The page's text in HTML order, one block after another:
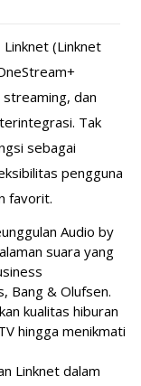
(Linknet
dan
Tak
sebagai
pengguna
favorit.
Audio by
suara yang
Bang & Olufsen.
kualitas hiburan
hingga menikmati
Linknet dalam